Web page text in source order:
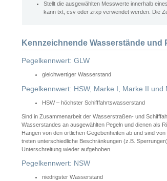
Stellt die ausgewählten Messwerte innerhalb
kann txt, csv oder zrxp verwendet werden. Die
Kennzeichnende Wasserstände und
Pegelkennwert: GLW
gleichwertiger Wasserstand
Pegelkennwert: HSW, Marke I, Marke II und
HSW – höchster Schifffahrtswasserstand
Sind in Zusammenarbeit der Wasserstraßen- und
Wasserstandes an ausgewählten Pegeln und dienen als
Hängen von den örtlichen Gegebenheiten ab und sind
treten unterschiedliche Beschränkungen (z.B.
Unterschreitung wieder aufgehoben.
Pegelkennwert: NSW
niedrigster Wasserstand